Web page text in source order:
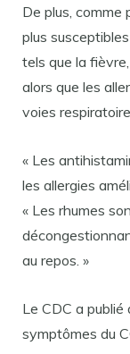
De plus, comme
plus
tels que la
alors que les
voies
« Les
les allergies
« Les rhumes
au repos. »
Le CDC a
symptômes du